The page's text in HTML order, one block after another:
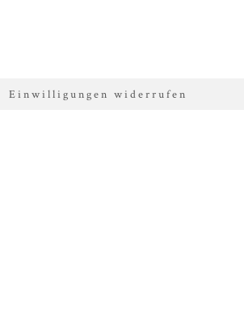
Einwilligungen widerrufen